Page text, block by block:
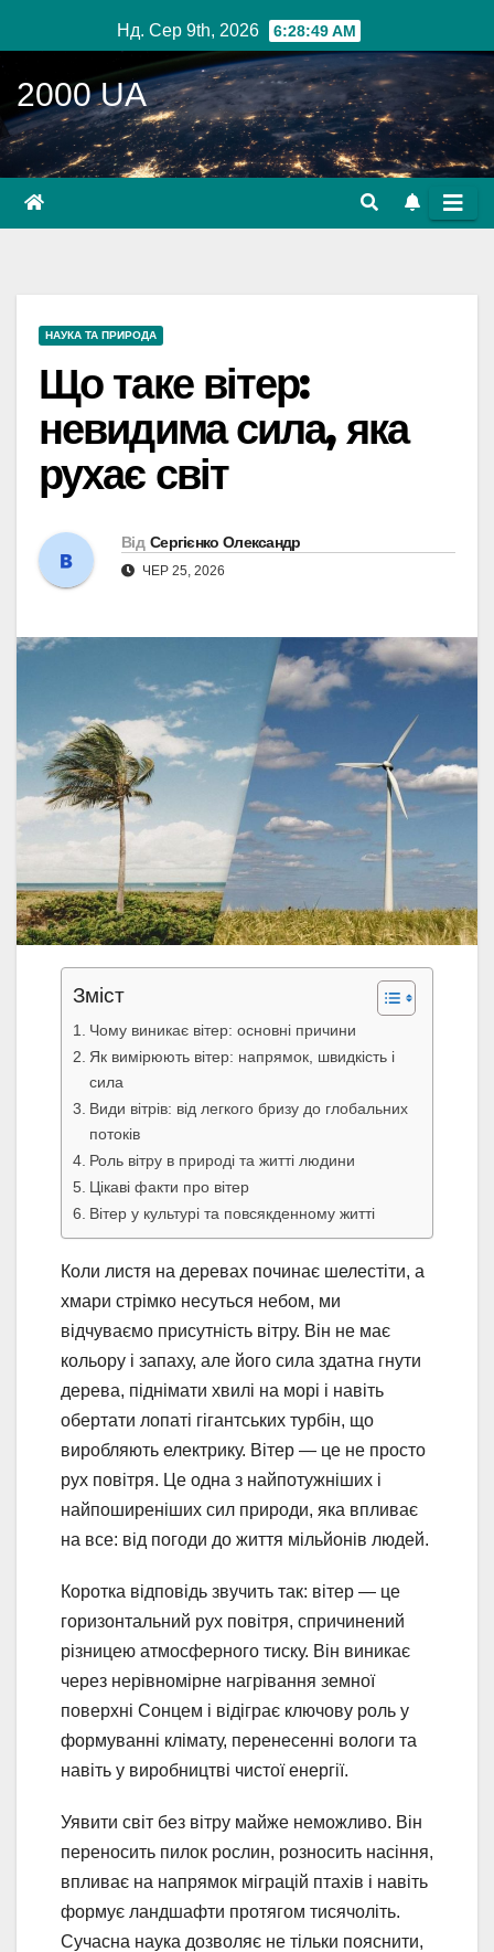
до
вмісту
Нд. Сер 9th, 2026 6:28:51 AM
2000 UA
НАУКА ТА ПРИРОДА
Що таке вітер:
невидима сила, яка
рухає світ
Від Сергієнко Олександр
ЧЕР 25, 2026
Зміст
Чому виникає вітер: основні причини
Як вимірюють вітер: напрямок, швидкість і
сила
Види вітрів: від легкого бризу до глобальних
потоків
Роль вітру в природі та житті людини
Цікаві факти про вітер
Вітер у культурі та повсякденному житті
Коли листя на деревах починає шелестіти, а
хмари стрімко несуться небом, ми
відчуваємо присутність вітру. Він не має
кольору і запаху, але його сила здатна гнути
дерева, піднімати хвилі на морі і навіть
обертати лопаті гігантських турбін, що
виробляють електрику. Вітер — це не просто
рух повітря. Це одна з найпотужніших і
найпоширеніших сил природи, яка впливає
на все: від погоди до життя мільйонів людей.
Коротка відповідь звучить так: вітер — це
горизонтальний рух повітря, спричинений
різницею атмосферного тиску. Він виникає
через нерівномірне нагрівання земної
поверхні Сонцем і відіграє ключову роль у
формуванні клімату, перенесенні вологи та
навіть у виробництві чистої енергії.
Уявити світ без вітру майже неможливо. Він
переносить пилок рослин, розносить насіння,
впливає на напрямок міграцій птахів і навіть
формує ландшафти протягом тисячоліть.
Сучасна наука дозволяє не тільки пояснити,